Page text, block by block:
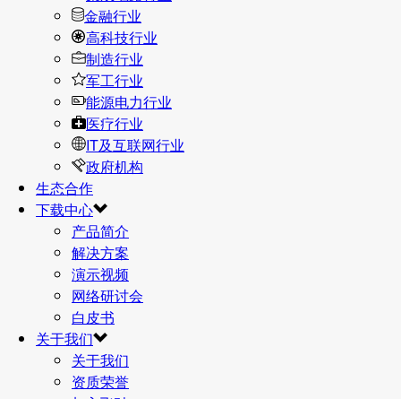
金融行业
高科技行业
制造行业
军工行业
能源电力行业
医疗行业
IT及互联网行业
政府机构
生态合作
下载中心
产品简介
解决方案
演示视频
网络研讨会
白皮书
关于我们
关于我们
资质荣誉